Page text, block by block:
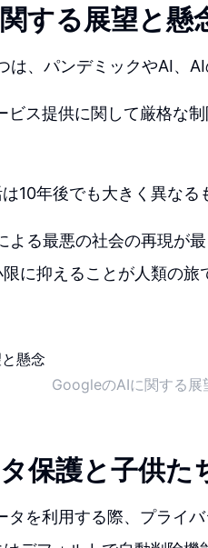
する展望と懸
は、パンデミックやAI、
ビス提供に関して厳格な
10年後でも大きく異なる
よる最悪の社会の再現が
に抑えることが人類の旅
GoogleのAIに関する展
保護と子供た
タを利用する際、プライ